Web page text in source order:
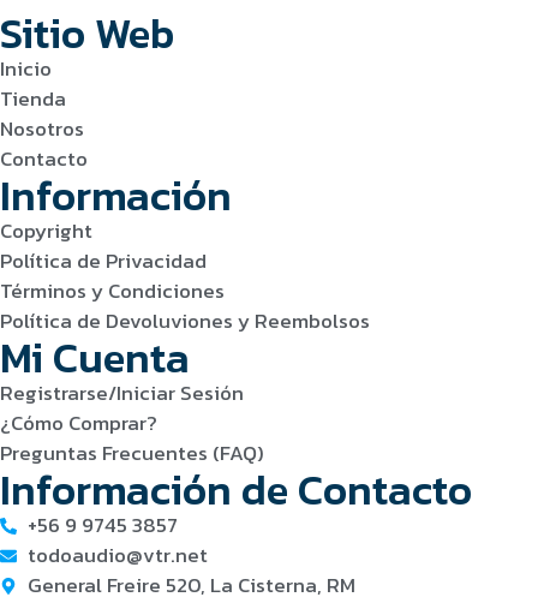
Sitio Web
Inicio
Tienda
Nosotros
Contacto
Información
Copyright
Política de Privacidad
Términos y Condiciones
Política de Devoluviones y Reembolsos
Mi Cuenta
Registrarse/Iniciar Sesión
¿Cómo Comprar?
Preguntas Frecuentes (FAQ)
Información de Contacto
+56 9 9745 3857
todoaudio@vtr.net
General Freire 520, La Cisterna, RM